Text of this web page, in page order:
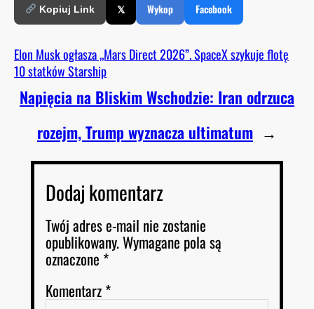
Kopiuj Link 𝕏 Wykop Facebook
Elon Musk ogłasza „Mars Direct 2026”. SpaceX szykuje flotę
10 statków Starship
Napięcia na Bliskim Wschodzie: Iran odrzuca
rozejm, Trump wyznacza ultimatum →
Dodaj komentarz
Twój adres e-mail nie zostanie
opublikowany.Wymagane pola są
oznaczone *
Komentarz*